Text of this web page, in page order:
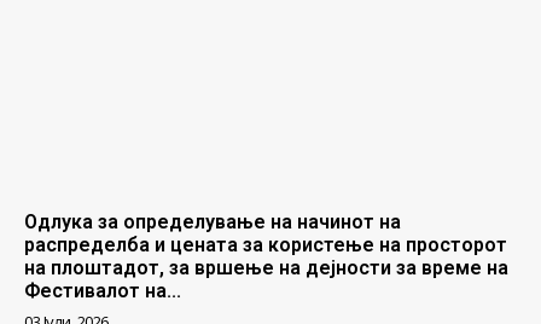
Одлука за определување на начинот на
распределба и цената за користење на просторот
на плоштадот, за вршење на дејности за време на
Фестивалот на...